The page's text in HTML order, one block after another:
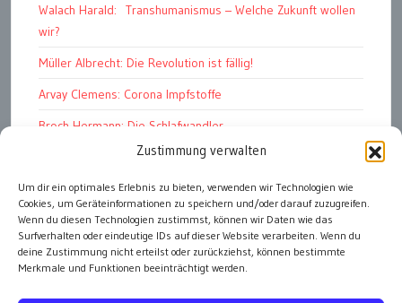
Zustimmung verwalten
Um dir ein optimales Erlebnis zu bieten, verwenden wir Technologien wie
Cookies, um Geräteinformationen zu speichern und/oder darauf zuzugreifen.
Wenn du diesen Technologien zustimmst, können wir Daten wie das
Surfverhalten oder eindeutige IDs auf dieser Website verarbeiten. Wenn du
deine Zustimmung nicht erteilst oder zurückziehst, können bestimmte
Merkmale und Funktionen beeinträchtigt werden.
Walach Harald: Transhumanismus – Welche Zukunft wollen
wir?
Müller Albrecht: Die Revolution ist fällig!
Arvay Clemens: Corona Impfstoffe
Broch Hermann: Die Schlafwandler
Kohout Pavel: Ende der Großen Ferien
Bonelli Raphael: Kopflos
Luczak Andreas: Deutschlands Energiewende